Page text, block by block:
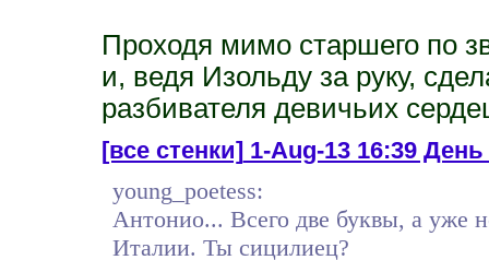
Проходя мимо старшего по
и, ведя Изольду за руку,
разбивателя девичьих
[все стенки]1-Aug-13 16:39 День
young_poetess:
Антонио... Всего две буквы, а уже
Италии. Ты сицилиец?